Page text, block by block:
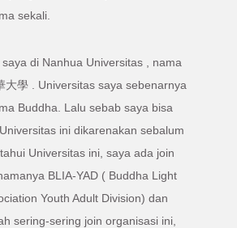
sekali.
di Nanhua Universitas , nama
大學 . Universitas saya sebenarnya
Buddha. Lalu sebab saya bisa
ini dikarenakan sebalum
Universitas ini, saya ada join
BLIA-YAD ( Buddha Light
Youth Adult Division) dan
sering-sering join organisasi ini,